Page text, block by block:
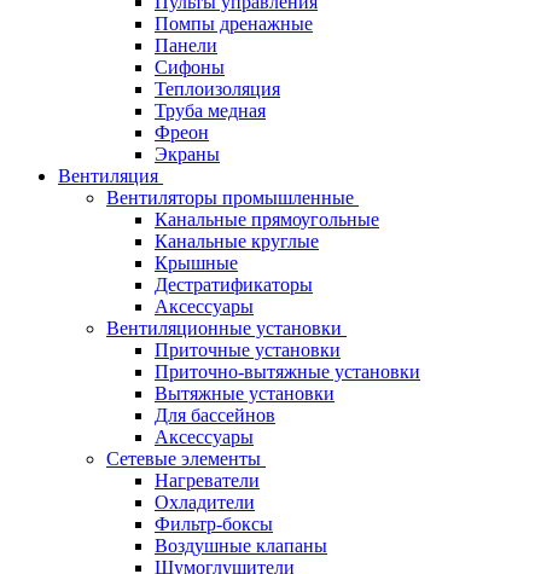
Помпы дренажные
Панели
Сифоны
Теплоизоляция
Труба медная
Фреон
Экраны
Вентиляция
Вентиляторы промышленные
Канальные прямоугольные
Канальные круглые
Крышные
Дестратификаторы
Аксессуары
Вентиляционные установки
Приточные установки
Приточно-вытяжные установки
Вытяжные установки
Для бассейнов
Аксессуары
Сетевые элементы
Нагреватели
Охладители
Фильтр-боксы
Воздушные клапаны
Шумоглушители